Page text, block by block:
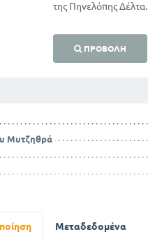
της Πηνελόπης Δέλτα.
ΠΡΟΒΟΛΉ
Μυτζηθρά
Μεταδεδομένα